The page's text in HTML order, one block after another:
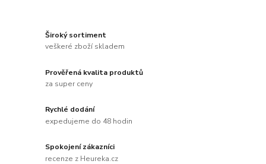
Široký sortiment
veškeré zboží skladem
Prověřená kvalita produktů
za super ceny
Rychlé dodání
expedujeme do 48 hodin
Spokojení zákazníci
recenze z Heureka.cz